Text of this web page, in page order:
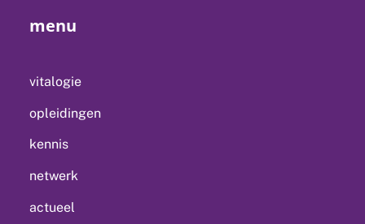
menu
vitalogie
opleidingen
kennis
netwerk
actueel